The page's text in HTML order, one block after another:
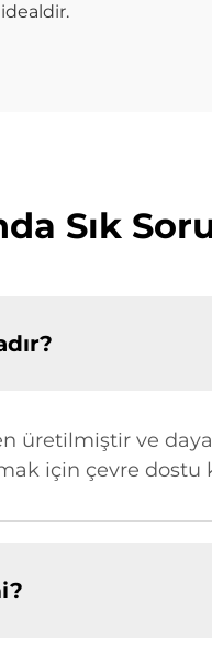
Sık
ve
için çevre dostu